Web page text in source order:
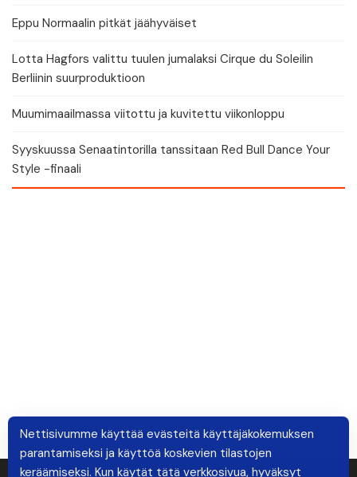
Eppu Normaalin pitkät jäähyväiset
Lotta Hagfors valittu tuulen jumalaksi Cirque du Soleilin
Berliinin suurproduktioon
Muumimaailmassa viitottu ja kuvitettu viikonloppu
Syyskuussa Senaatintorilla tanssitaan Red Bull Dance Your
Style -finaali
Nettisivumme käyttää evästeitä käyttäjäkokemuksen
parantamiseksi ja käyttöä koskevien tilastojen
keräämiseksi. Kun käytät tätä verkkosivua, hyväksyt